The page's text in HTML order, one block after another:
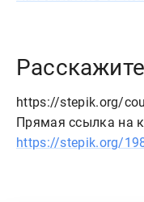
https://stepik.org/
Прямая ссылка на
https://stepik.org/